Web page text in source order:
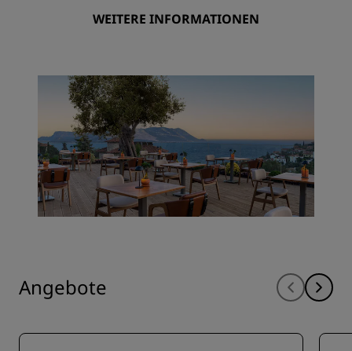
WEITERE INFORMATIONEN
Angebote